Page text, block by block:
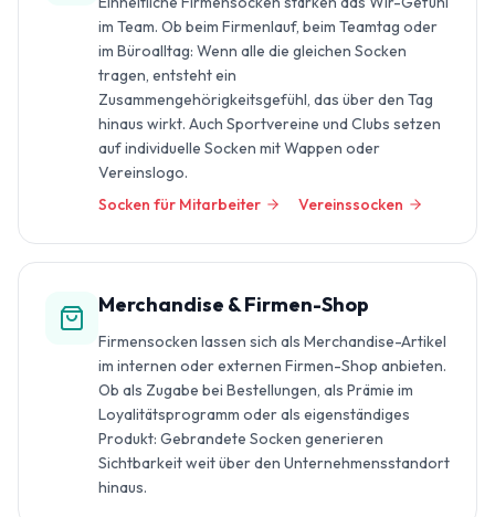
im Team. Ob beim Firmenlauf, beim Teamtag oder
im Büroalltag: Wenn alle die gleichen Socken
tragen, entsteht ein
Zusammengehörigkeitsgefühl, das über den Tag
hinaus wirkt. Auch Sportvereine und Clubs setzen
auf individuelle Socken mit Wappen oder
Vereinslogo.
Socken für Mitarbeiter
Vereinssocken
Merchandise & Firmen-Shop
Firmensocken lassen sich als Merchandise-Artikel
im internen oder externen Firmen-Shop anbieten.
Ob als Zugabe bei Bestellungen, als Prämie im
Loyalitätsprogramm oder als eigenständiges
Produkt: Gebrandete Socken generieren
Sichtbarkeit weit über den Unternehmensstandort
hinaus.